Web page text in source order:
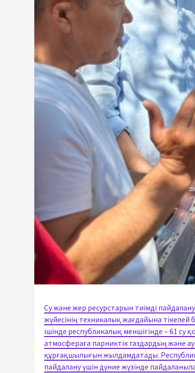
Су және жер ресурстарын тиімді
жүйесінің техникалық жағдайына
ішінде республикалық меншігінде – 61
атмосфераға парниктік газдардың және
құрғақшылығын жылдамдатады.
пайдалану үшін дүние жүзінде